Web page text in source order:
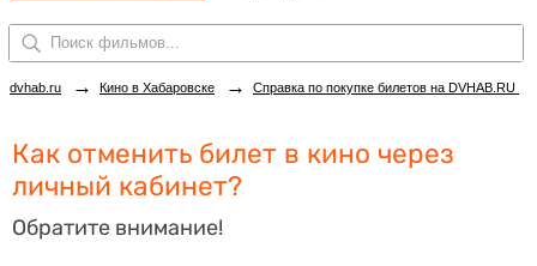
dvhab.ru → Кино в Хабаровске → Справка по покупке билетов на DVHAB.RU
Как отменить билет в кино через
личный кабинет?
Обратите внимание!